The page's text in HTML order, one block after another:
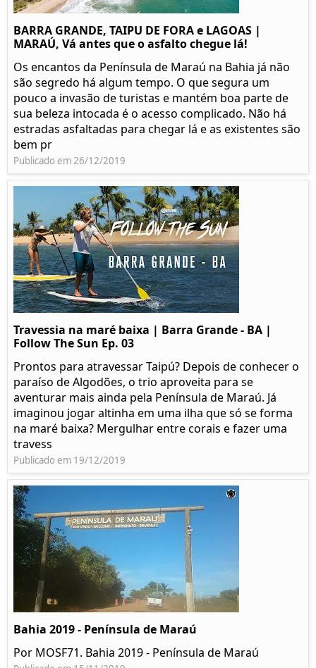
BARRA GRANDE, TAIPU DE FORA e LAGOAS |
MARAÚ, Vá antes que o asfalto chegue lá!
Os encantos da Península de Maraú na Bahia já não
são segredo há algum tempo. O que segura um
pouco a invasão de turistas e mantém boa parte de
sua beleza intocada é o acesso complicado. Não há
estradas asfaltadas para chegar lá e as existentes são
bem pr
Publicado em 26/12/2019
Travessia na maré baixa | Barra Grande - BA |
Follow The Sun Ep. 03
Prontos para atravessar Taipú? Depois de conhecer o
paraíso de Algodões, o trio aproveita para se
aventurar mais ainda pela Península de Maraú. Já
imaginou jogar altinha em uma ilha que só se forma
na maré baixa? Mergulhar entre corais e fazer uma
travess
Publicado em 19/12/2019
Bahia 2019 - Península de Maraú
Por MOSF71. Bahia 2019 - Península de Maraú